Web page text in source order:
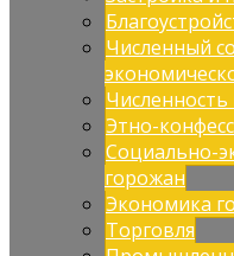
Численный
Этно-
Социально-
горожан
Экономика
Торговля